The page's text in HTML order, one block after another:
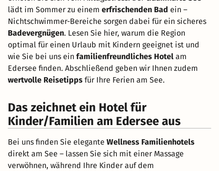
lädt im Sommer zu einem erfrischenden Bad ein –
Nichtschwimmer-Bereiche sorgen dabei für ein sicheres
Badevergnügen. Lesen Sie hier, warum die Region
optimal für einen Urlaub mit Kindern geeignet ist und
wie Sie bei uns ein familienfreundliches Hotel am
Edersee finden. Abschließend geben wir Ihnen zudem
wertvolle Reisetipps für Ihre Ferien am See.
Das zeichnet ein Hotel für
Kinder/Familien am Edersee aus
Bei uns finden Sie elegante Wellness Familienhotels
direkt am See – lassen Sie sich mit einer Massage
verwöhnen, während Ihre Kinder auf dem